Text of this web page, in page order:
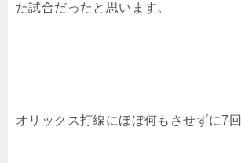
た試合だったと思います。
オリックス打線にほぼ何もさせずに7